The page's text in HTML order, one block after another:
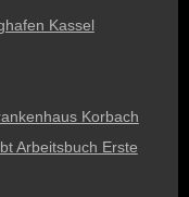
Kassel
Korbach
Arbeitsbuch Erste